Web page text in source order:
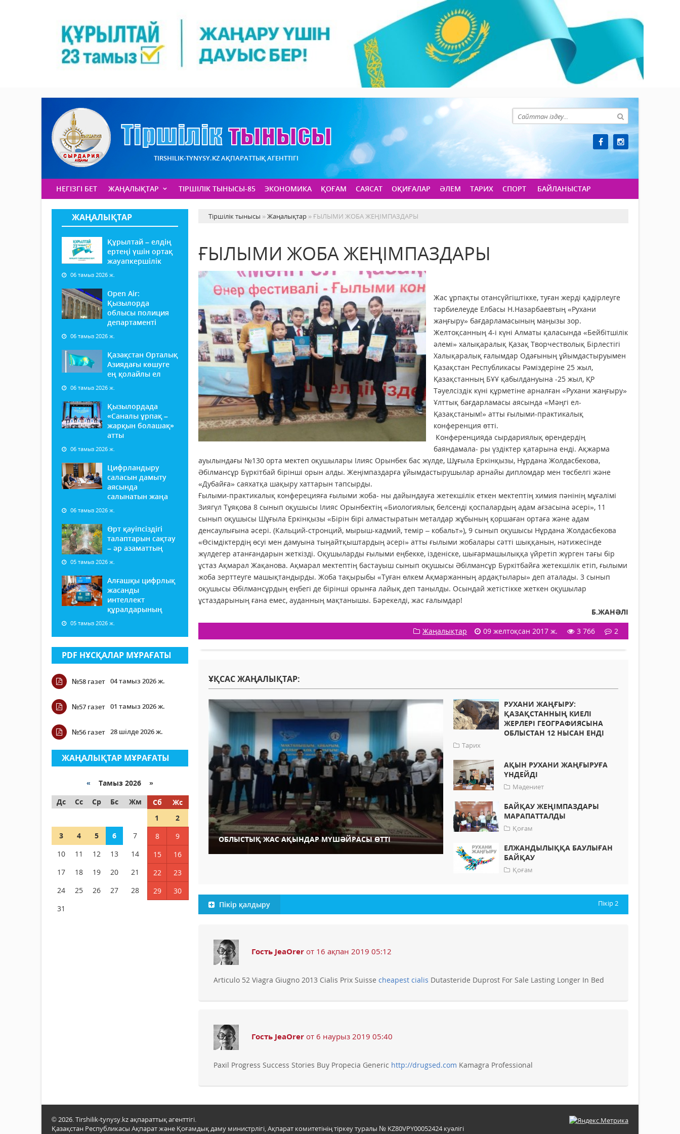
TIRSHILIK-TYNYSY.KZ АҚПАРАТТЫҚ АГЕНТТІГІ
НЕГІЗГІ БЕТ ЖАҢАЛЫҚТАР ТІРШІЛІК ТЫНЫСЫ-85 ЭКОНОМИКА ҚОҒАМ САЯСАТ ОҚИҒАЛАР ӘЛЕМ ТАРИХ СПОРТ БАЙЛАНЫСТАР
ЖАҢАЛЫҚТАР
Құрылтай – елдің
ертеңі үшін ортақ
жауапкершілік
06 тамыз 2026 ж.
Open Air:
Қызылорда
облысы полиция
департаменті
06 тамыз 2026 ж.
Қазақстан Орталық
Азиядағы көшуге
ең қолайлы ел
06 тамыз 2026 ж.
Қызылордада
«Саналы ұрпақ –
жарқын болашақ»
атты
06 тамыз 2026 ж.
Цифрландыру
саласын дамыту
аясында
салынатын жаңа
06 тамыз 2026 ж.
Өрт қауіпсіздігі
талаптарын сақтау
– әр азаматтың
05 тамыз 2026 ж.
Алғашқы цифрлық
жасанды
интеллект
құралдарының
05 тамыз 2026 ж.
PDF НҰСҚАЛАР МҰРАҒАТЫ
№58 газет 04 тамыз 2026 ж.
№57 газет 01 тамыз 2026 ж.
№56 газет 28 шілде 2026 ж.
ЖАҢАЛЫҚТАР МҰРАҒАТЫ
« Тамыз 2026 »
Дс
Сс Ср Бс Жм Сб
Жс
1
2
3
4 5 6 7 8
9
10
11 12 13 14 15
16
17
18 19 20 21 22
23
24
25 26 27 28 29
30
31
Тіршілік тынысы »Жаңалықтар » ҒЫЛЫМИ ЖОБА ЖЕҢІМПАЗДАРЫ
ҒЫЛЫМИ ЖОБА ЖЕҢІМПАЗДАРЫ
Жас ұрпақты отансүйгіштікке, туған жерді қадірлеуге
тәрбиелеуде Елбасы Н.Назарбаевтың «Рухани
жаңғыру» бағдарламасының маңызы зор.
Желтоқсанның 4-і күні Алматы қаласында «Бейбітшілік
әлемі» халықаралық Қазақ Творчестволық Бірлестігі
Халықаралық ғалымдар Одағының ұйымдастыруымен
Қазақстан Республикасы Рәміздеріне 25 жыл,
Қазақстанның БҰҰ қабылдануына -25 жыл, ҚР
Тәуелсіздік күні құрметіне арналған «Рухани жаңғыру»
Ұлттық бағдарламасы аясында «Мәңгі ел-
Қазақстаным!» атты ғылыми-практикалық
конференция өтті.
Конференцияда сырдариялық өрендердің
баяндамала- ры үздіктер қатарына енді. Ақжарма
ауылындағы №130 орта мектеп оқушылары Ілияс Орынбек бас жүлде, Шұғыла Еркінқызы, Нұрдана Жолдасбекова,
Әбілмансұр Бүркітбай бірінші орын алды. Жеңімпаздарға ұйымдастырушылар арнайы дипломдар мен төсбелгі және
«Дубайға» саяхатқа шақыру хаттарын тапсырды.
Ғылыми-практикалық конферецияға ғылыми жоба- ны дайындауға жетекшілік еткен мектептің химия пәнінің мұғалімі
Зиягүл Тұяқова 8 сынып оқушысы Ілияс Орынбектің «Биологиялық белсенді қоспалардың адам ағзасына әсері», 11
сынып оқушысы Шұғыла Еркінқызы «Бірін бірі алмастыратын металдар жұбының қоршаған ортаға және адам
денсаулығына әсері. (Кальций-стронций, мырыш-кадмий, темір – кобальт»), 9 сынып оқушысы Нұрдана Жолдасбекова
«Өсімдіктердің өсуі мен дамуына тыңайтқыштардың әсері» атты ғылыми жобалары сәтті шыққанын, нәтижесінде
жүлдегер атанғандарын жеткізді. Оқушыларды ғылыми еңбекке, ізденіске, шығармашылыққа үйретіп жүрген тағы бір
ұстаз Ақмарал Жақанова. Ақмарал мектептің бастауыш сынып оқушысы Әбілмансұр Бүркітбайға жетекшілік етіп, ғылыми
жоба зерттеуге машықтандырды. Жоба тақырыбы «Туған өлкем Ақмаржанның ардақтылары» деп аталады. 3 сынып
оқушысы Әбілмансұрдың еңбегі де бірінші орынға лайық деп танылды. Осындай жетістікке жеткен оқушылар
ұстаздарының ғана емес, ауданның мақтанышы. Бәрекелді, жас ғалымдар!
Б.ЖАНӘЛІ
Жаңалықтар
09 желтоқсан 2017 ж. 3 766 2
ҰҚСАС ЖАҢАЛЫҚТАР:
ОБЛЫСТЫҚ ЖАС АҚЫНДАР МҮШӘЙРАСЫ ӨТТІ
РУХАНИ ЖАҢҒЫРУ:
ҚАЗАҚСТАННЫҢ КИЕЛІ
ЖЕРЛЕРІ ГЕОГРАФИЯСЫНА
ОБЛЫСТАН 12 НЫСАН ЕНДІ
Тарих
АҚЫН РУХАНИ ЖАҢҒЫРУҒА
ҮНДЕЙДІ
Мәдениет
БАЙҚАУ ЖЕҢІМПАЗДАРЫ
МАРАПАТТАЛДЫ
Қоғам
ЕЛЖАНДЫЛЫҚҚА БАУЛЫҒАН
БАЙҚАУ
Қоғам
Пікір қалдыру Пікір2
Гость JeaOrer от 16 ақпан 2019 05:12
Articulo 52 Viagra Giugno 2013 Cialis Prix Suisse cheapest cialis Dutasteride Duprost For Sale Lasting Longer In Bed
Гость JeaOrer от 6 наурыз 2019 05:40
Paxil Progress Success Stories Buy Propecia Generic http://drugsed.com Kamagra Professional
© 2026. Tirshilik-tynysy.kz ақпараттық агенттігі.
Қазақстан Республикасы Ақпарат және Қоғамдық даму министрлігі, Ақпарат комитетінің тіркеу туралы № KZ80VPY00052424 куәлігі